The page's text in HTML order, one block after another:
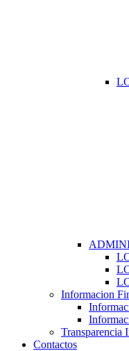
Informacion
Transparencia
Contactos